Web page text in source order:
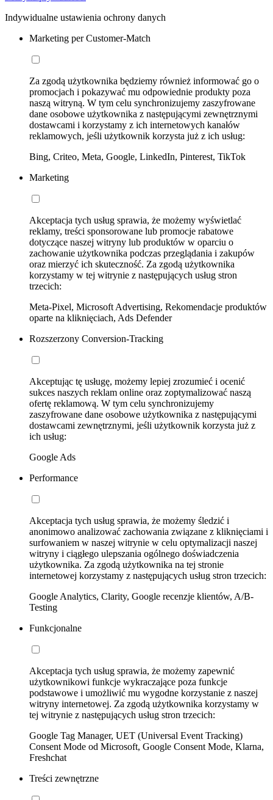
Indywidualne ustawienia ochrony danych
Marketing per Customer-Match
Za zgodą użytkownika będziemy również informować go o
promocjach i pokazywać mu odpowiednie produkty poza
naszą witryną. W tym celu synchronizujemy zaszyfrowane
dane osobowe użytkownika z następującymi zewnętrznymi
dostawcami i korzystamy z ich internetowych kanałów
reklamowych, jeśli użytkownik korzysta już z ich usług:
Bing, Criteo, Meta, Google, LinkedIn, Pinterest, TikTok
Marketing
Akceptacja tych usług sprawia, że możemy wyświetlać
reklamy, treści sponsorowane lub promocje rabatowe
dotyczące naszej witryny lub produktów w oparciu o
zachowanie użytkownika podczas przeglądania i zakupów
oraz mierzyć ich skuteczność. Za zgodą użytkownika
korzystamy w tej witrynie z następujących usług stron
trzecich:
Meta-Pixel, Microsoft Advertising, Rekomendacje produktów
oparte na kliknięciach, Ads Defender
Rozszerzony Conversion-Tracking
Akceptując tę usługę, możemy lepiej zrozumieć i ocenić
sukces naszych reklam online oraz zoptymalizować naszą
ofertę reklamową. W tym celu synchronizujemy
zaszyfrowane dane osobowe użytkownika z następującymi
dostawcami zewnętrznymi, jeśli użytkownik korzysta już z
ich usług:
Google Ads
Performance
Akceptacja tych usług sprawia, że możemy śledzić i
anonimowo analizować zachowania związane z kliknięciami i
surfowaniem w naszej witrynie w celu optymalizacji naszej
witryny i ciągłego ulepszania ogólnego doświadczenia
użytkownika. Za zgodą użytkownika na tej stronie
internetowej korzystamy z następujących usług stron trzecich:
Google Analytics, Clarity, Google recenzje klientów, A/B-
Testing
Funkcjonalne
Akceptacja tych usług sprawia, że możemy zapewnić
użytkownikowi funkcje wykraczające poza funkcje
podstawowe i umożliwić mu wygodne korzystanie z naszej
witryny internetowej. Za zgodą użytkownika korzystamy w
tej witrynie z następujących usług stron trzecich:
Google Tag Manager, UET (Universal Event Tracking)
Consent Mode od Microsoft, Google Consent Mode, Klarna,
Freshchat
Treści zewnętrzne